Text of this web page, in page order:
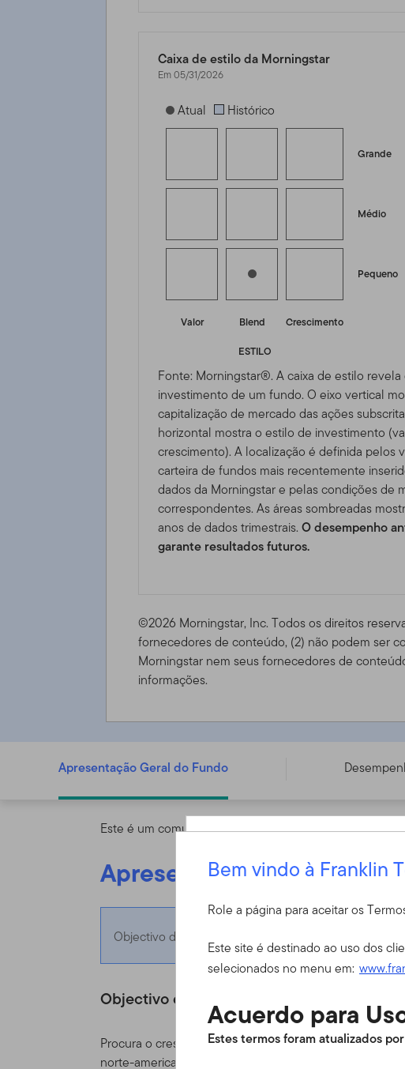
ID do usuário
Senha
Caixa de estilo da Morningstar
Em 05/31/2026
[products.morningstar-stylebox-title-sr-equity]
Atual Histórico
Grande
Médio
Pequeno
Valor Blend
Crescimento
ESTILO
Fonte: Morningstar®. A caixa de estilo
investimento de um fundo. O eixo vertical
capitalização de mercado das ações
horizontal mostra o estilo de investimento
crescimento). A localização é definida pelos
carteira de fundos mais recentemente
dados da Morningstar e pelas condições de
correspondentes. As áreas sombreadas
anos de dados trimestrais.O desempenho
garante resultados futuros.
©2026 Morningstar, Inc. Todos os direitos
fornecedores de conteúdo, (2) não podem ser
Morningstar nem seus fornecedores de
informações.
FTGF Royce US Smaller Companies Fund - PR USD ACC -
Apresentação Geral do Fundo
Este é um comunicado de marketing. Consulte o
Apresentação Geral do
Objectivo do Fundo
Objectivo do Fundo
Procura o crescimento do investimento no longo
norte-americanas de pequena capitalização bolsista.
Bem vindo à Franklin
Role a página para aceitar os
Este site é destinado ao uso dos
selecionados no menu em:
Acuerdo para
Estes termos foram atualizados